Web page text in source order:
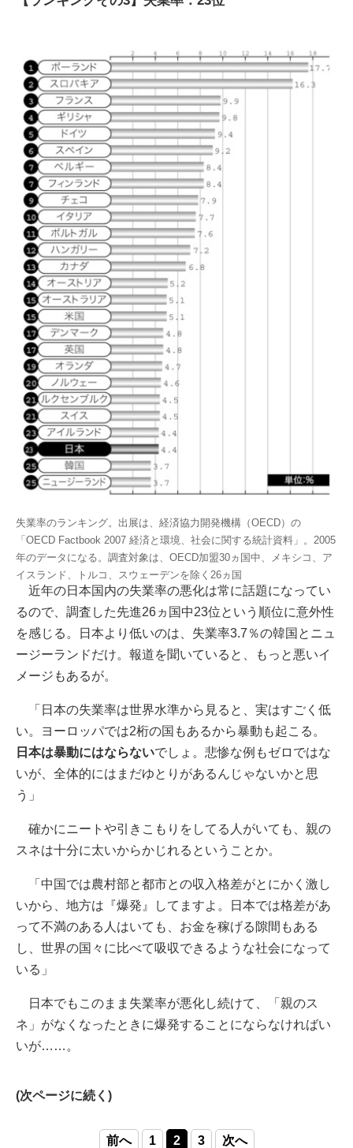
失業率のランキング。出展は、経済協力開発機構（OECD）の
「OECD Factbook 2007 経済と環境、社会に関する統計資料」。2005
年のデータになる。調査対象は、OECD加盟30ヵ国中、メキシコ、ア
イスランド、トルコ、スウェーデンを除く26ヵ国
近年の日本国内の失業率の悪化は常に話題になってい
るので、調査した先進26ヵ国中23位という順位に意外性
を感じる。日本より低いのは、失業率3.7％の韓国とニュ
ージーランドだけ。報道を聞いていると、もっと悪いイ
メージもあるが。
「日本の失業率は世界水準から見ると、実はすごく低
い。ヨーロッパでは2桁の国もあるから暴動も起こる。
日本は暴動にはならないでしょ。悲惨な例もゼロではな
いが、全体的にはまだゆとりがあるんじゃないかと思
う」
確かにニートや引きこもりをしてる人がいても、親の
スネは十分に太いからかじれるということか。
「中国では農村部と都市との収入格差がとにかく激し
いから、地方は『爆発』してますよ。日本では格差があ
って不満のある人はいても、お金を稼げる隙間もある
し、世界の国々に比べて吸収できるような社会になって
いる」
日本でもこのまま失業率が悪化し続けて、「親のス
ネ」がなくなったときに爆発することにならなければい
いが……。
(次ページに続く)
前へ 1 2 3 次へ